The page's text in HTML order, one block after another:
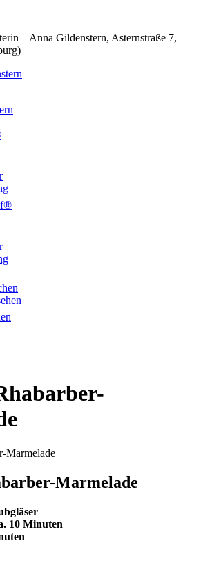
– Anna Gildenstern, Asternstraße 7,
Marmelade
10 Minuten